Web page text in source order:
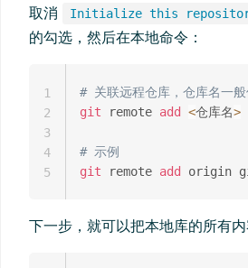
取消
Initialize this repository
的勾选，然后在本地命令：
# 关联远程仓库，仓库名一
git remote add <仓库名>
# 示例
git remote add
1
2
3
4
5
下一步，就可以把本地库的所有